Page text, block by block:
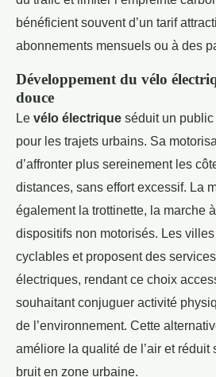
bénéficient souvent d’un tarif
abonnements mensuels ou à des
Développement du vélo
douce
Le vélo électrique séduit un
pour les trajets urbains. Sa
d’affronter plus sereinement les
distances, sans effort excessif. La
également la trottinette, la marche
dispositifs non motorisés. Les
cyclables et proposent des
électriques, rendant ce choix
souhaitant conjuguer activité
de l’environnement. Cette
améliore la qualité de l’air et
bruit en zone urbaine.